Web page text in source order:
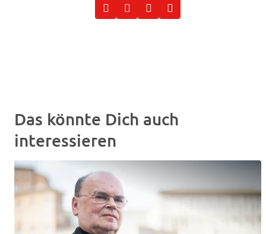
Das könnte Dich auch
interessieren